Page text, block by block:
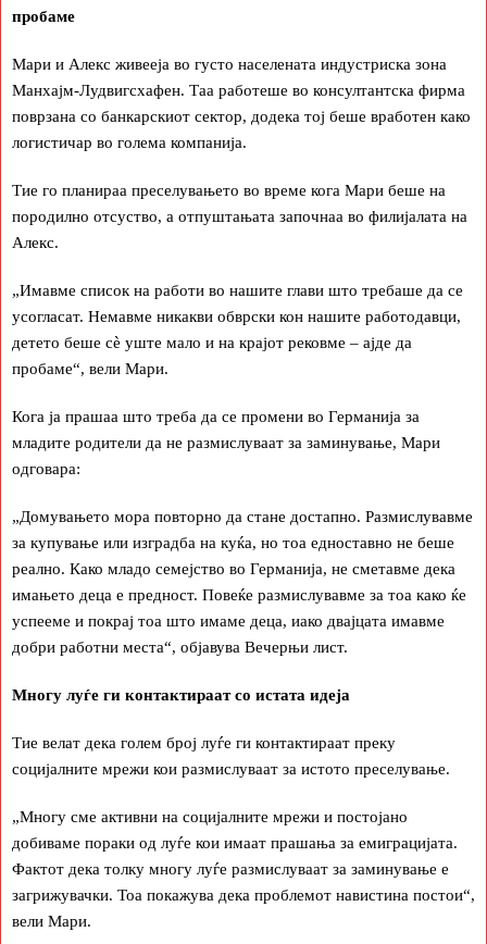
пробаме
Мари и Алекс живееја во густо населената индустриска зона
Манхајм-Лудвигсхафен. Таа работеше во консултантска фирма
поврзана со банкарскиот сектор, додека тој беше вработен како
логистичар во голема компанија.
Тие го планираа преселувањето во време кога Мари беше на
породилно отсуство, а отпуштањата започнаа во филијалата на
Алекс.
„Имавме список на работи во нашите глави што требаше да се
усогласат. Немавме никакви обврски кон нашите работодавци,
детето беше сè уште мало и на крајот рековме – ајде да
пробаме“, вели Мари.
Кога ја прашаа што треба да се промени во Германија за
младите родители да не размислуваат за заминување, Мари
одговара:
„Домувањето мора повторно да стане достапно. Размислувавме
за купување или изградба на куќа, но тоа едноставно не беше
реално. Како младо семејство во Германија, не сметавме дека
имањето деца е предност. Повеќе размислувавме за тоа како ќе
успееме и покрај тоа што имаме деца, иако двајцата имавме
добри работни места“, објавува Вечерњи лист.
Многу луѓе ги контактираат со истата идеја
Тие велат дека голем број луѓе ги контактираат преку
социјалните мрежи кои размислуваат за истото преселување.
„Многу сме активни на социјалните мрежи и постојано
добиваме пораки од луѓе кои имаат прашања за емиграцијата.
Фактот дека толку многу луѓе размислуваат за заминување е
загрижувачки. Тоа покажува дека проблемот навистина постои“,
вели Мари.